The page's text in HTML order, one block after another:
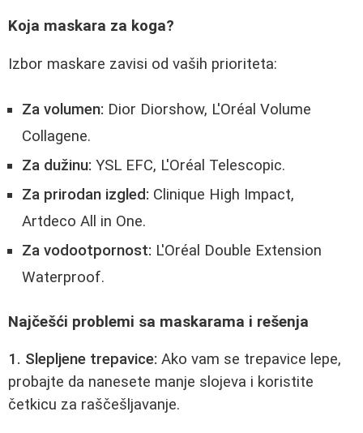
Koja maskara za koga?
Izbor maskare zavisi od vaših prioriteta:
Za volumen: Dior Diorshow, L'Oréal Volume
Collagene.
Za dužinu: YSL EFC, L'Oréal Telescopic.
Za prirodan izgled: Clinique High Impact,
Artdeco All in One.
Za vodootpornost: L'Oréal Double Extension
Waterproof.
Najčešći problemi sa maskarama i rešenja
1. Slepljene trepavice: Ako vam se trepavice lepe,
probajte da nanesete manje slojeva i koristite
četkicu za raščešljavanje.